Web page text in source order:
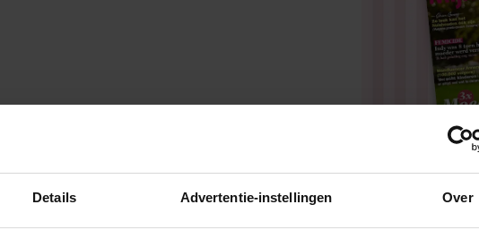
Details Advertentie-instellingen Over